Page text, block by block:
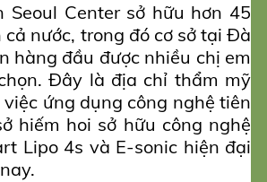
Seoul Center sở hữu hơn 45
nước, trong đó cơ sở tại Đà
hàng đầu được nhiều chị em
Đây là địa chỉ thẩm mỹ
ứng dụng công nghệ tiên
hiếm hoi sở hữu công nghệ
Lipo 4s và E-sonic hiện đại